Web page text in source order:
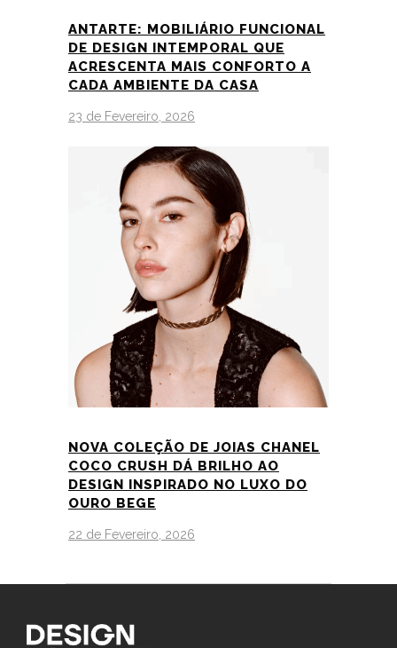
ANTARTE: MOBILIÁRIO FUNCIONAL
DE DESIGN INTEMPORAL QUE
ACRESCENTA MAIS CONFORTO A
CADA AMBIENTE DA CASA
23 de Fevereiro, 2026
NOVA COLEÇÃO DE JOIAS CHANEL
COCO CRUSH DÁ BRILHO AO
DESIGN INSPIRADO NO LUXO DO
OURO BEGE
22 de Fevereiro, 2026